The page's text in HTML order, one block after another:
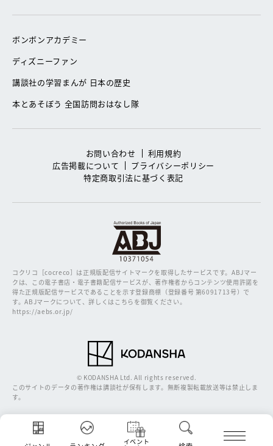
イベント
ボンボンアカデミー
ディズニーファン
講談社の学習まんが 日本の歴史
本とあそぼう 全国訪問おはなし隊
お問い合わせ
利用規約
広告掲載について
プライバシーポリシー
特定商取引法に基づく表記
コクリコ［cocreco］は正規版配信サイトマークを取得したサービスです。ABJマー
クは、この電子書店・電子書籍配信サービスが、著作権者からコンテンツ使用許諾を
得た正規版配信サービスであることを示す登録商標（登録番号 第6091713号）で
す。ABJマークについて、詳しくはこちらを御覧ください。
https://aebs.or.jp/
© KODANSHA Ltd. All rights reserved.
このサイトのデータの著作権は講談社が保有します。無断複製転載放送等は禁止しま
す。